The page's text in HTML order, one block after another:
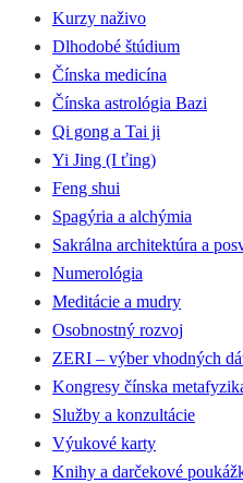
Kurzy naživo
Dlhodobé štúdium
Čínska medicína
Čínska astrológia Bazi
Qi gong a Tai ji
Yi Jing (I ťing)
Feng shui
Spagýria a alchýmia
Sakrálna architektúra a
Numerológia
Meditácie a mudry
Osobnostný rozvoj
ZERI – výber vhodných
Kongresy čínska
Služby a konzultácie
Výukové karty
Knihy a darčekové